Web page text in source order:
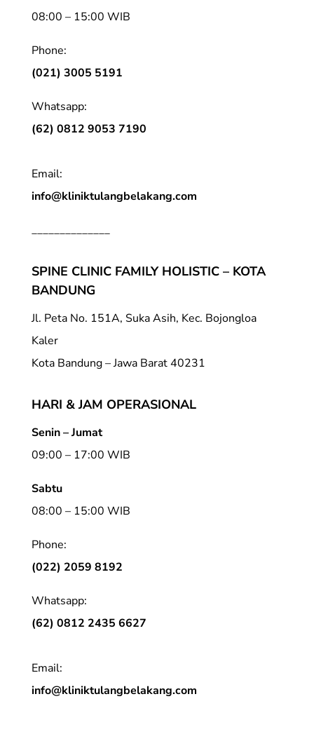
08:00 – 15:00 WIB
Phone:
(021) 3005 5191
Whatsapp:
(62) 0812 9053 7190
Email:
info@kliniktulangbelakang.com
______________
SPINE CLINIC FAMILY HOLISTIC – KOTA
BANDUNG
Jl. Peta No. 151A, Suka Asih, Kec. Bojongloa
Kaler
Kota Bandung – Jawa Barat 40231
HARI & JAM OPERASIONAL
Senin – Jumat
09:00 – 17:00 WIB
Sabtu
08:00 – 15:00 WIB
Phone:
(022) 2059 8192
Whatsapp:
(62) 0812 2435 6627
Email:
info@kliniktulangbelakang.com